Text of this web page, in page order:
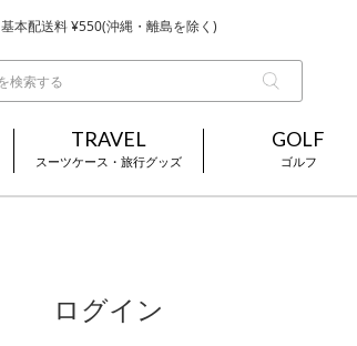
基本配送料 ¥550(沖縄・離島を除く)
TRAVEL
スーツケース・旅行グッズ
GOLF
ゴルフ
ログイン